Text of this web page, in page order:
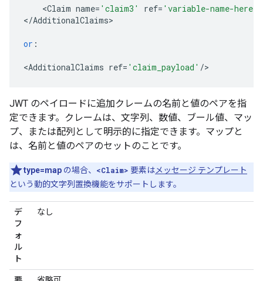
<Claim name= 'claim3' ref= 'variable-name-here'
</AdditionalClaims>
or :
<AdditionalClaims ref= 'claim_payload' />
JWT のペイロードに追加クレームの名前と値のペアを指
定できます。クレームは、文字列、数値、ブール値、マッ
プ、または配列として明示的に指定できます。マップと
は、名前と値のペアのセットのことです。
type=map の場合、 <Claim> 要素はメッセージ テンプレート
という動的文字列置換機能をサポートします。
デ
フ
ォ
ル
ト
なし